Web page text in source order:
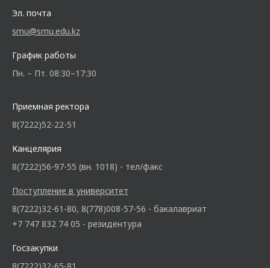
Эл. почта
smu@smu.edu.kz
График работы
Пн. – Пт. 08:30–17:30
Приемная ректора
8(7222)52-22-51
Канцелярия
8(7222)56-97-55 (вн. 1018) - тел/факс
Поступление в университет
8(7222)32-61-80, 8(778)008-57-56 - бакалавриат
+7 747 832 74 05 - резидентура
Госзакупки